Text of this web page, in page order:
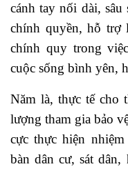
cánh tay nối dài,
chính quyền, hỗ trợ
chính quy trong
cuộc sống bình yên,
Năm là, thực tế cho
lượng tham gia bảo
cực thực hiện
bàn dân cư, sát